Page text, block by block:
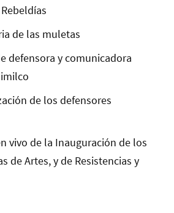
de las muletas
defensora y comunicadora
de los defensores
vivo de la Inauguración de los
de Artes, y de Resistencias y